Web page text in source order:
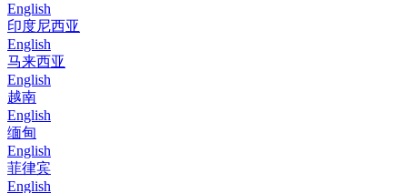
English
印度尼西亚
English
马来西亚
English
越南
English
缅甸
English
菲律宾
English